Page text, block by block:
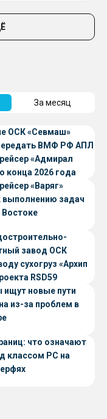
За месяц
ОСК «Севмаш»
ВМФ РФ АПЛ
«Адмирал
конца 2026 года
«Варяг»
выполнению задач
завод ОСК
сухогруз «Архип
RSD59
ищут новые пути
из-за проблем в
что означают
классом РС на